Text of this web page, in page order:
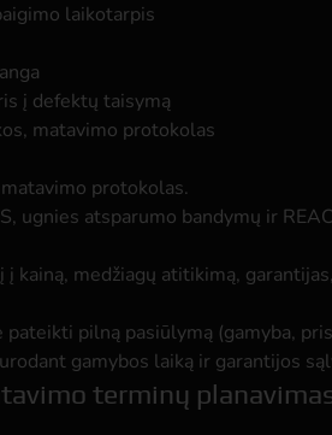
laikotarpis
į defektų taisymą
protokolas.
ugnies atsparumo bandymų ir
kainą, medžiagų atitikimą,
pateikti pilną pasiūlymą (gamyba,
gamybos laiką ir garantijos
terminų